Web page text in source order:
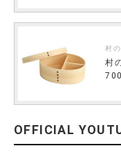
村
村
OFFICIAL